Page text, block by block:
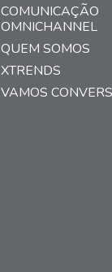
COMUNICAÇÃO
OMNICHANNEL
QUEM SOMOS
XTRENDS
VAMOS